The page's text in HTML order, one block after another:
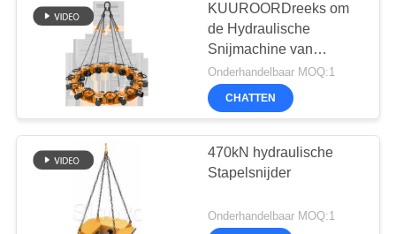
KUUROORDreeks om
de Hydraulische
Snijmachine van
Stapelbreakerpile
Onderhandelbaar MOQ:1
CHATTEN
470kN hydraulische
Stapelsnijder
Onderhandelbaar MOQ:1